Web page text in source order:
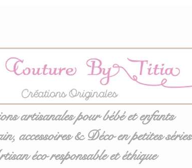
artisanales pour bébé et enfants
accessoires & Déco en petites séries
éco responsable et éthique